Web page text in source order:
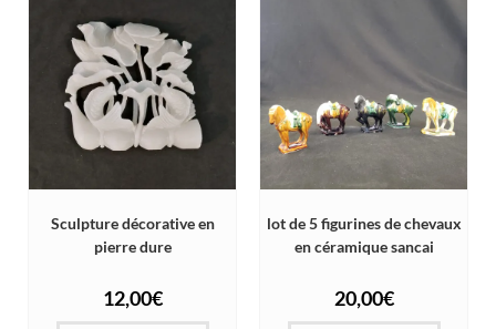
Sculpture décorative en
pierre dure
12,00€
lot de 5 figurines de chevaux
en céramique sancai
20,00€